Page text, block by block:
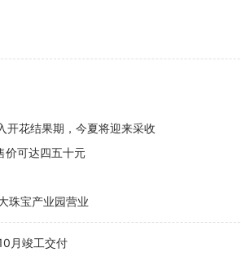
开花结果期，今夏将迎来采收
价可达四五十元
珠宝产业园营业
月竣工交付